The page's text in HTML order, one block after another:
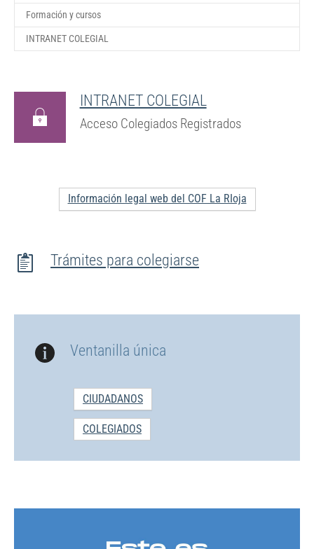
Formación y cursos
INTRANET COLEGIAL
INTRANET COLEGIAL
Acceso Colegiados Registrados
Información legal web del COF La RIoja
Trámites para colegiarse
Ventanilla única
CIUDADANOS
COLEGIADOS